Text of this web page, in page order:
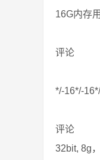
16G内存
评论
*/-16*/-
评论
32bit, 8g